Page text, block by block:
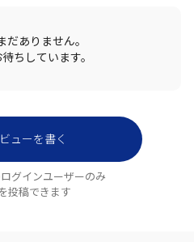
だありません。
ちしています。
ューを書く
グインユーザーのみ
投稿できます